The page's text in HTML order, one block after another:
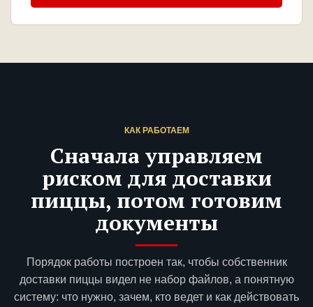
КАК РАБОТАЕМ
Сначала управляем
риском для доставки
пиццы, потом готовим
документы
Порядок работы построен так, чтобы собственник
доставки пиццы видел не набор файлов, а понятную
систему: что нужно, зачем, кто ведет и как действовать